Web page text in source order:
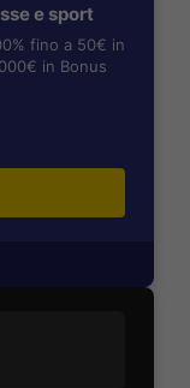
e sport
fino a 50€ in
in Bonus